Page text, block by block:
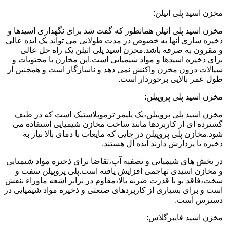
مخزن اسید پلی اتیلن:
مخزن اسید پلی اتیلن همانطور که گفت شد برای نگهداری اسیدها و
ذخیره سازی آنها به خصوص در مدت طولانی می تواند یک ایده عالی
و مقرون به صرفه باشد.مخزن اسید پلی اتیلن یک راه حل عالی
برای ذخیره اسیدها و مواد شیمیایی است.این مخازن با محتویات و
سیالات درون مخزن واکنش نمی دهد و ناسازگار است و همچنین از
طول عمر بالایی برخوردار است.
مخزن اسید پلی پروپیلن:
مخزن اسید پلی پروپیلن،یک پلیمر ترموپلاستیک است که در طیف
گسترده ای از کاربردها مانند ساخت مخازن شیمیایی استفاده می
شود.مخازن پلی پروپیلن در جایی که مایعات با دمای بالا نیاز به
ذخیره یا پردازش دارند ایده آل هستند.
در بخش های شیمیایی و تصفیه آب،تقاضا برای ذخیره مواد شیمیایی
و مخازن اسیدی تهاجمی افزایش یافته است.پلی پروپیلن سفت و
سخت،فاقد بو با قدرت ضربه بالا،مقاوم در برابر اشعه ماوراء بنفش
است و برای بسیاری از کاربردهای صنعتی و ذخیره مواد شیمیایی در
دسترس است.
مخزن اسید فایبرگلاس: